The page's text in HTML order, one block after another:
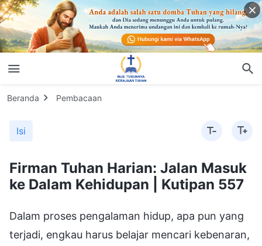
Beranda Pembacaan
Isi
Firman Tuhan Harian: Jalan Masuk
ke Dalam Kehidupan | Kutipan 557
Dalam proses pengalaman hidup, apa pun yang
terjadi, engkau harus belajar mencari kebenaran,